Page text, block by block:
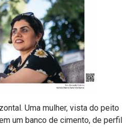
Uma mulher, vista do peito
um banco de cimento, de perfil